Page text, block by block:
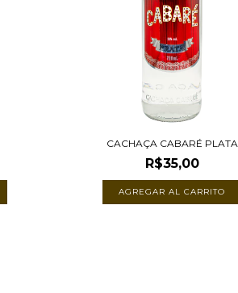
CACHAÇA CABARÉ PLATA
R$35,00